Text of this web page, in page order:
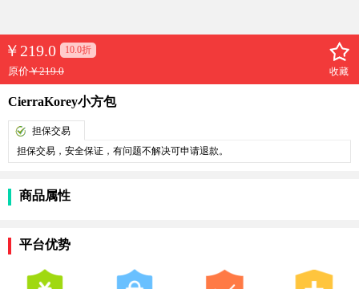
￥ 219.0 10.0折
原价￥219.0 收藏
CierraKorey小方包
担保交易
担保交易，安全保证，有问题不解决可申请退款。
商品属性
平台优势